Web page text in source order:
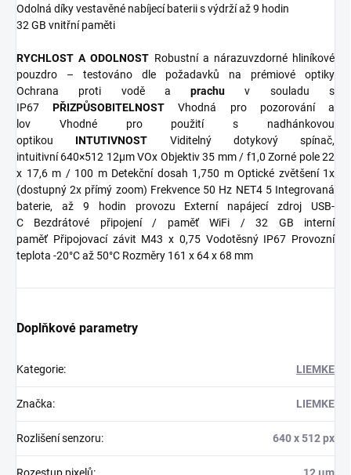
Odolná díky vestavěné nabíjecí baterii s výdrží až 9 hodin
32 GB vnitřní paměti
RYCHLOST A ODOLNOST Robustní a nárazuvzdorné hliníkové
pouzdro – testováno dle požadavků na prémiové optiky
Ochrana
proti vodě a prachu
v souladu s
IP67
PŘIZPŮSOBITELNOST Vhodná pro pozorování
a
lov
Vhodné pro použití s ​​nadhánkovou
optikou
INTUTIVNOST
Viditelný dotykový spínač,
intuitivní 640×512 12µm VOx Objektiv 35 mm / f1,0 Zorné pole 22
x 17,6 m / 100 m Detekční dosah 1,750 m Optické zvětšení 1x
(dostupný 2x přímý zoom) Frekvence 50 Hz NET4 5 Integrovaná
baterie, až 9 hodin provozu
Externí napájecí zdroj USB-
C
Bezdrátové
připojení / paměť WiFi / 32 GB interní
paměť Připojovací závit M43 x 0,75 Vodotěsný IP67 Provozní
teplota -20°C až 50°C Rozměry 161 x 64 x 68 mm
Doplňkové parametry
Kategorie: LIEMKE
Značka: LIEMKE
Rozlišení senzoru: 640 x 512 px